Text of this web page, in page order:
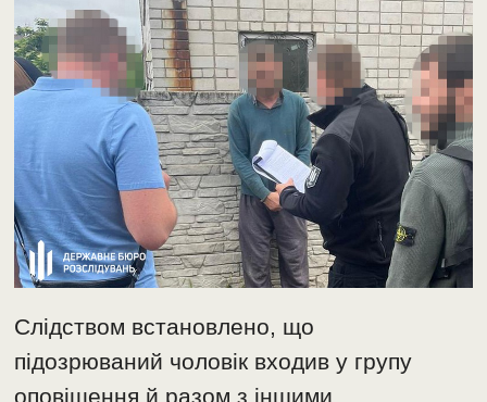
Слідством встановлено, що
підозрюваний чоловік входив у групу
оповіщення й разом з іншими